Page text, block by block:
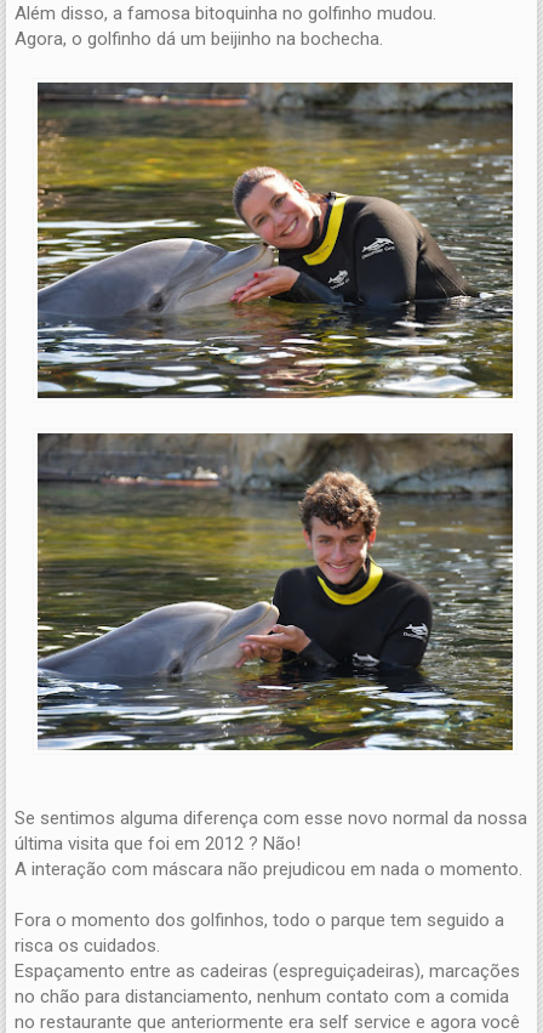
Além disso, a famosa bitoquinha no golfinho mudou.
Agora, o golfinho dá um beijinho na bochecha.
Se sentimos alguma diferença com esse novo normal da nossa
última visita que foi em 2012 ? Não!
A interação com máscara não prejudicou em nada o momento.
Fora o momento dos golfinhos, todo o parque tem seguido a
risca os cuidados.
Espaçamento entre as cadeiras (espreguiçadeiras), marcações
no chão para distanciamento, nenhum contato com a comida
no restaurante que anteriormente era self service e agora você